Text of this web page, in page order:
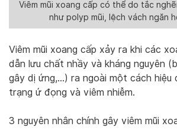
Viêm mũi xoang cấp có thể do tắc
như polyp mũi, lệch vách ngăn
Viêm mũi xoang cấp xảy ra khi các
dẫn lưu chất nhầy và kháng nguyên
gây dị ứng,…) ra ngoài một cách hiệu
trạng ứ đọng và viêm nhiễm.
3 nguyên nhân chính gây viêm mũi